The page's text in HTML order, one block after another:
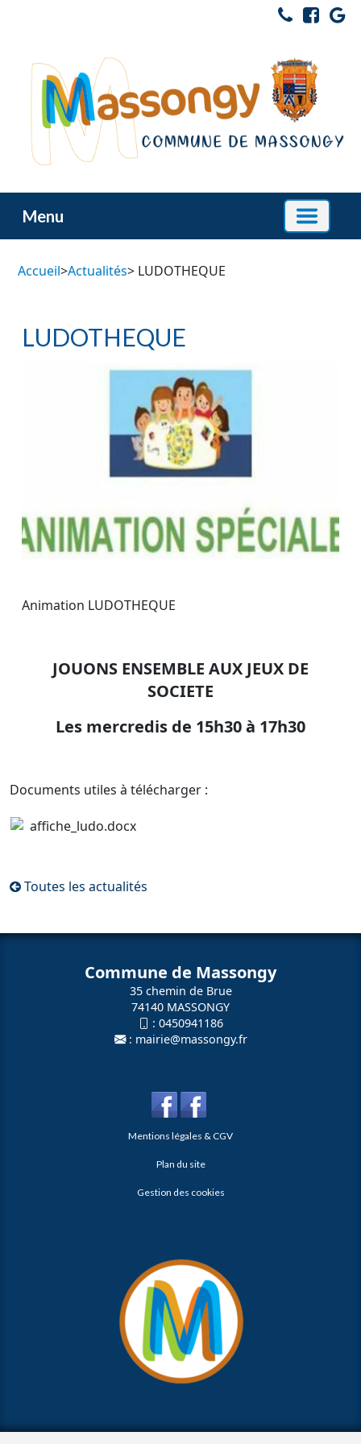
Menu
Accueil>Actualités> LUDOTHEQUE
LUDOTHEQUE
Animation LUDOTHEQUE
JOUONS ENSEMBLE AUX JEUX DE
SOCIETE
Les mercredis de 15h30 à 17h30
Documents utiles à télécharger :
affiche_ludo.docx
Toutes les actualités
Commune de Massongy
35 chemin de Brue
74140 MASSONGY
: 0450941186
: mairie@massongy.fr
Mentions légales & CGV
Plan du site
Gestion des cookies